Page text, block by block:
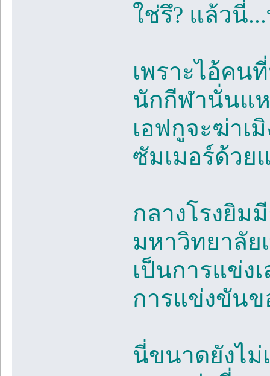
ใช่รึ? แล้วนี่
เพราะไอ้คน
นักกีฬานั่นแห
เอฟกูจะฆ่าเ
ซัมเมอร์ด้วย
กลางโรงยิม
มหาวิทยาลัย
เป็นการแข่ง
การแข่งขันข
นี่ขนาดยังไม่